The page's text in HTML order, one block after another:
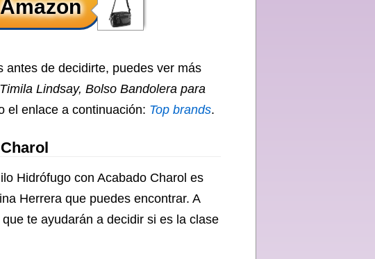
antes de decidirte, puedes ver más
Lindsay, Bolso Bandolera para
el enlace a continuación: Top brands.
Hidrófugo con Acabado Charol es
Herrera que puedes encontrar. A
te ayudarán a decidir si es la clase